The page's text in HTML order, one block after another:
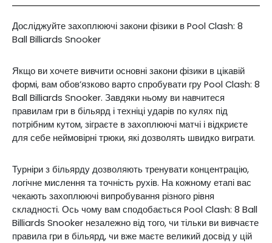
Досліджуйте захоплюючі закони фізики в Pool Clash: 8
Ball Billiards Snooker
Якщо ви хочете вивчити основні закони фізики в цікавій
формі, вам обов’язково варто спробувати гру Pool Clash: 8
Ball Billiards Snooker. Завдяки ньому ви навчитеся
правилам гри в більярд і техніці ударів по кулях під
потрібним кутом, зіграєте в захоплюючі матчі і відкриєте
для себе неймовірні трюки, які дозволять швидко виграти.
Турніри з більярду дозволяють тренувати концентрацію,
логічне мислення та точність рухів. На кожному етапі вас
чекають захоплюючі випробування різного рівня
складності. Ось чому вам сподобається Pool Clash: 8 Ball
Billiards Snooker незалежно від того, чи тільки ви вивчаєте
правила гри в більярд, чи вже маєте великий досвід у цій